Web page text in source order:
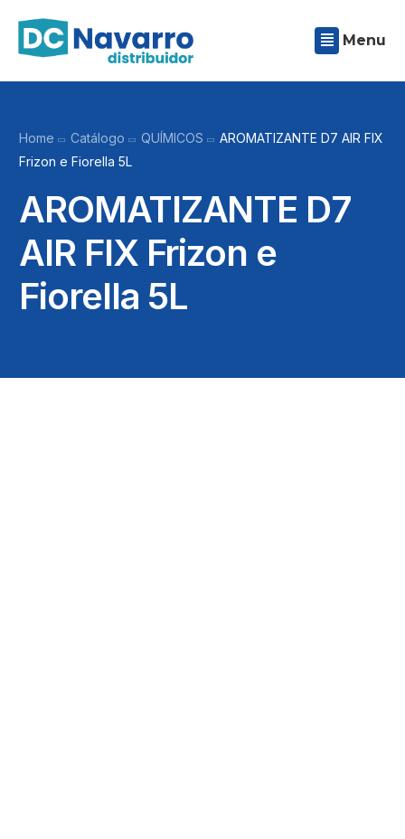
Menu
Home Catálogo QUÍMICOS
AROMATIZANTE D7 AIR FIX
Frizon e Fiorella 5L
AROMATIZANTE D7
AIR FIX Frizon e
Fiorella 5L